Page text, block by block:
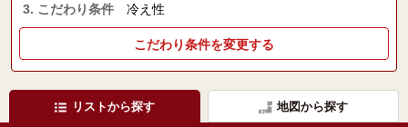
3. こだわり条件 冷え性
こだわり条件を変更する
リストから探す 地図から探す